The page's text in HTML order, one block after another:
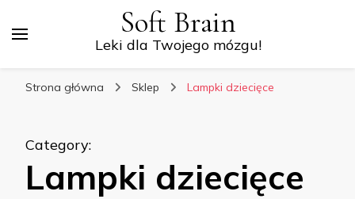
Soft Brain
Leki dla Twojego mózgu!
Strona główna Sklep Lampki dziecięce
Category:
Lampki dziecięce